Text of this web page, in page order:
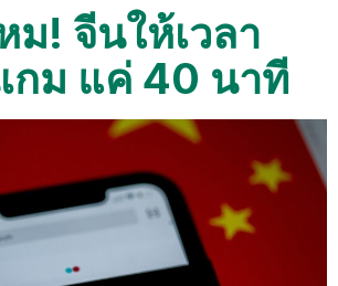
ม! จีนให้เวลา
เกม แค่ 40 นาที